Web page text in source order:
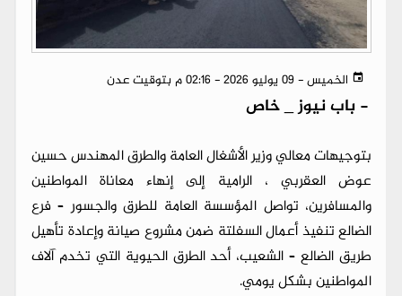
الخميس - 09 يوليو 2026 - 02:16 م بتوقيت عدن
- باب نيوز _ خاص
بتوجيهات معالي وزير الأشغال العامة والطرق المهندس حسين
عوض العقربي ، الرامية إلى إنهاء معاناة المواطنين
والمسافرين، تواصل المؤسسة العامة للطرق والجسور – فرع
الضالع تنفيذ أعمال السفلتة ضمن مشروع صيانة وإعادة تأهيل
طريق الضالع – الشعيب، أحد الطرق الحيوية التي تخدم آلاف
المواطنين بشكل يومي.